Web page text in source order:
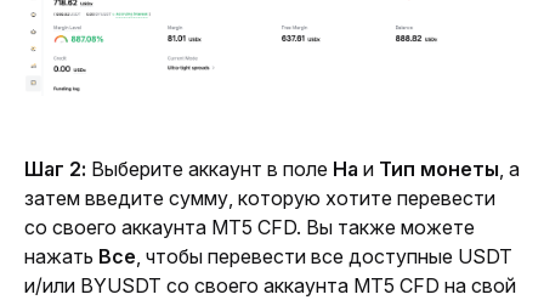
Шаг 2: Выберите аккаунт в поле На и Тип монеты, а
затем введите сумму, которую хотите перевести
со своего аккаунта MT5 CFD. Вы также можете
нажать Все, чтобы перевести все доступные USDT
и/или BYUSDT со своего аккаунта MT5 CFD на свой